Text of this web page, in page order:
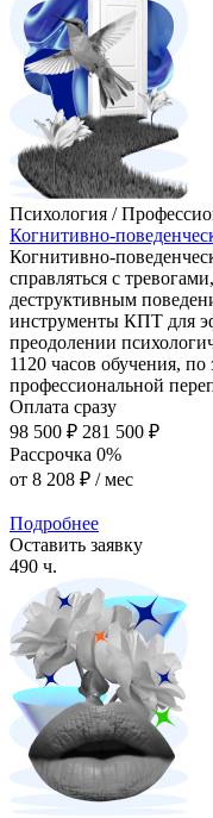
Психология /
Когнитивно-
Когнитивно-
справляться с
деструктивным
инструменты КПТ для
преодолении
1120 часов обучения,
профессиональной
Оплата сразу
98 500 ₽ 281 500 ₽
Рассрочка 0%
от 8 208 ₽ / мес
Подробнее
Оставить заявку
490 ч.